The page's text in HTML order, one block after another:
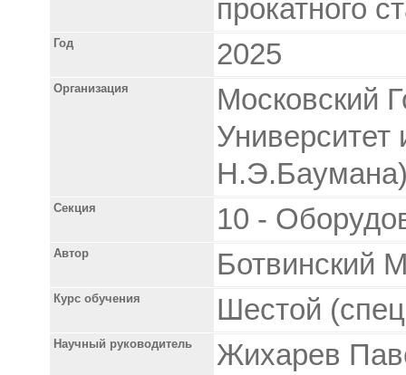
прокатного
Год 2025
Организация
Московский
Секция 10 -
Автор Ботвинский
Курс обучения Шестой
Научный руководитель
Жихарев